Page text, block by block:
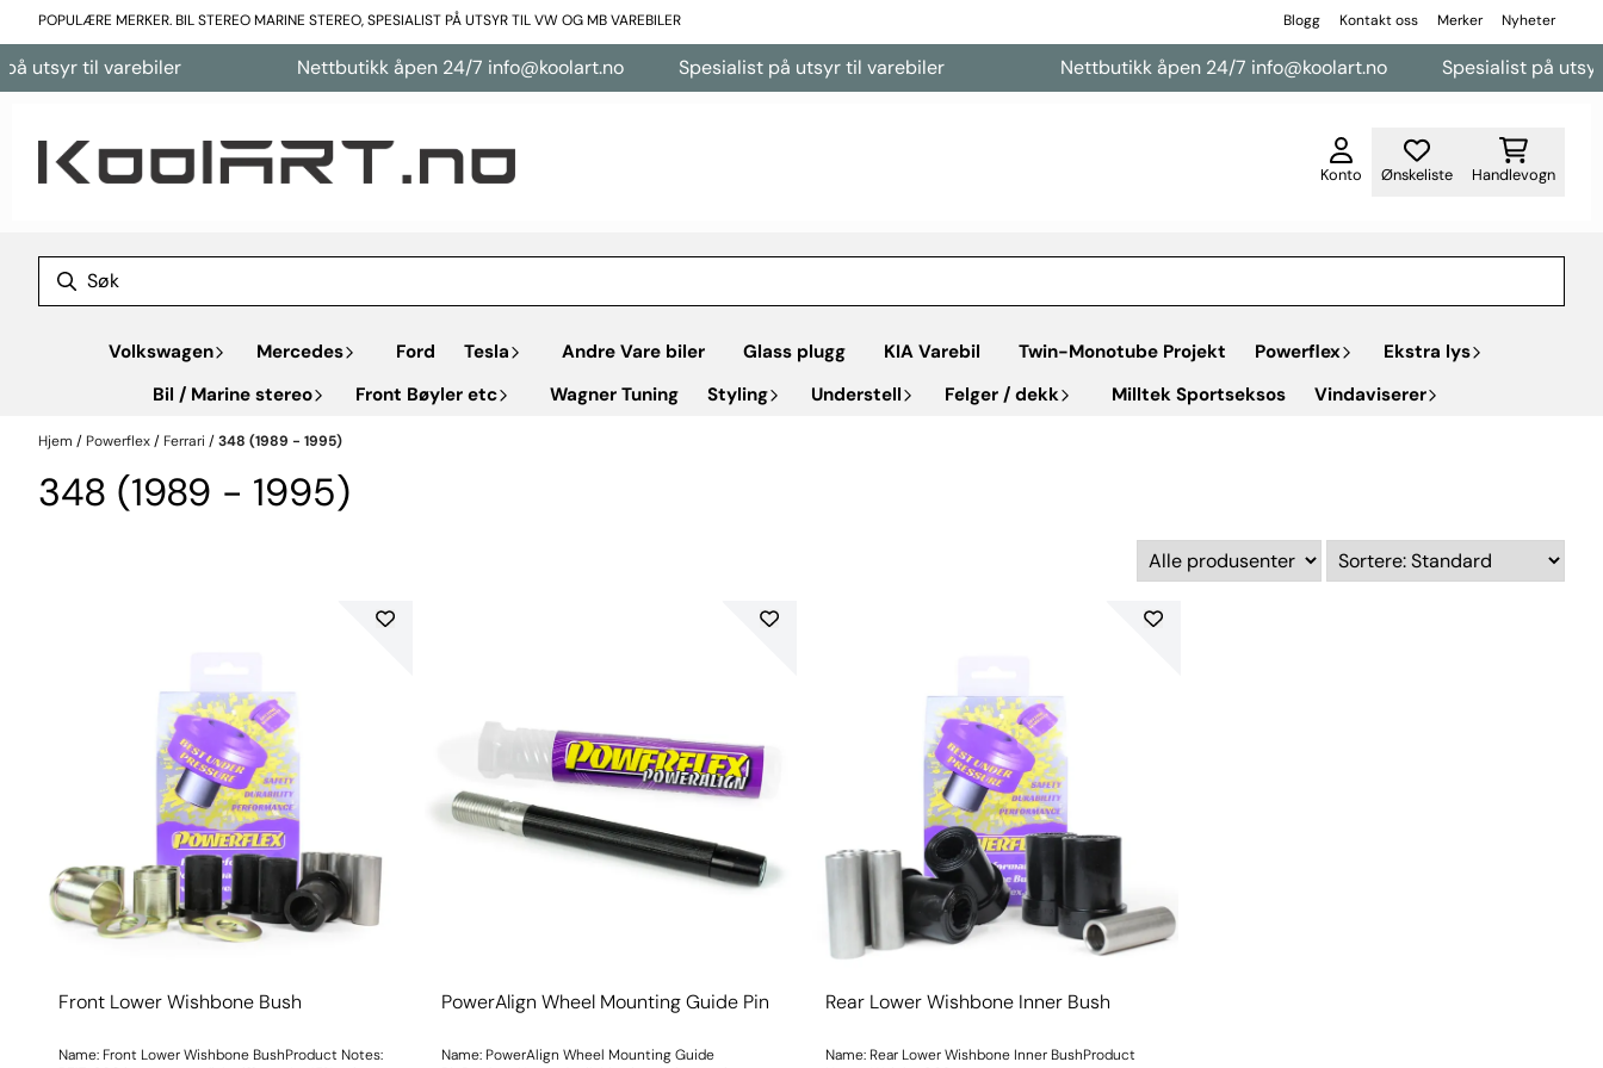
Hopp til innhold
POPULÆRE MERKER. BIL STEREO MARINE STEREO, SPESIALIST PÅ UTSYR TIL VW OG MB VAREBILER Blogg Kontakt oss Merker Nyheter
utsyr til varebiler Nettbutikk åpen 24/7 info@koolart.no Spesialist på utsyr til varebiler Nettbutikk åpen 24/7 info@koolart.no Spesialist på utsyr
Konto Ønskeliste Handlevogn
Volkswagen Mercedes Ford Tesla Andre Vare biler Glass plugg KIA Varebil Twin-Monotube Projekt Powerflex
Ekstra lys
Bil / Marine stereo
Front Bøyler etc Wagner Tuning Styling Understell Felger / dekk Milltek Sportseksos Vindaviserer
Hjem / Powerflex/ Ferrari /348 (1989 - 1995)
348 (1989 - 1995)
Front Lower Wishbone Bush
Name: Front Lower Wishbone BushProduct Notes:
PowerAlign Wheel Mounting Guide Pin
Name: PowerAlign Wheel Mounting Guide
Rear Lower Wishbone Inner Bush
Name: Rear Lower Wishbone Inner BushProduct